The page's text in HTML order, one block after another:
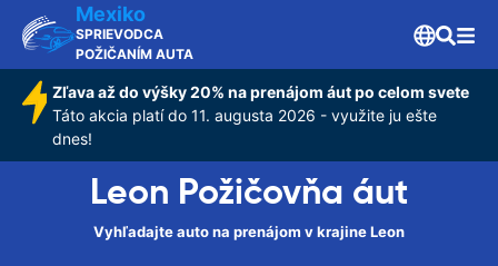
Mexiko
SPRIEVODCA
POŽIČANÍM AUTA
Zľava až do výšky 20% na prenájom áut po celom svete
Táto akcia platí do 11. augusta 2026 - využite ju ešte
dnes!
Leon Požičovňa áut
Vyhľadajte auto na prenájom v krajine Leon